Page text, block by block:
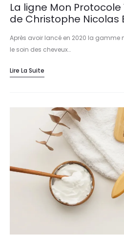
La ligne Mon
de Christophe Nicolas
Après avoir lancé en 2020 la gamme
le soin des cheveux…
Lire La Suite